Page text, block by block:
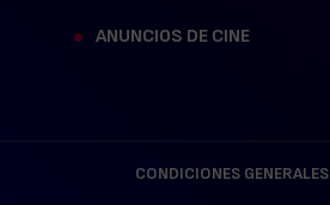
ANUNCIOS DE CINE
CONDICIONES GENERALES